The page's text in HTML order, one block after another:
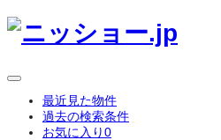
最近見た物件
過去の検索条件
お気に入り0